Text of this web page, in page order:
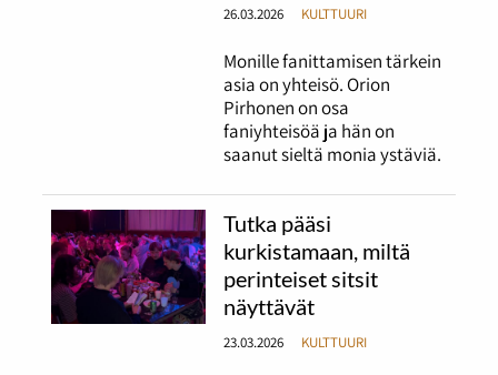
26.03.2026 KULTTUURI
Monille fanittamisen tärkein
asia on yhteisö. Orion
Pirhonen on osa
faniyhteisöä ja hän on
saanut sieltä monia ystäviä.
Tutka pääsi
kurkistamaan, miltä
perinteiset sitsit
näyttävät
23.03.2026 KULTTUURI